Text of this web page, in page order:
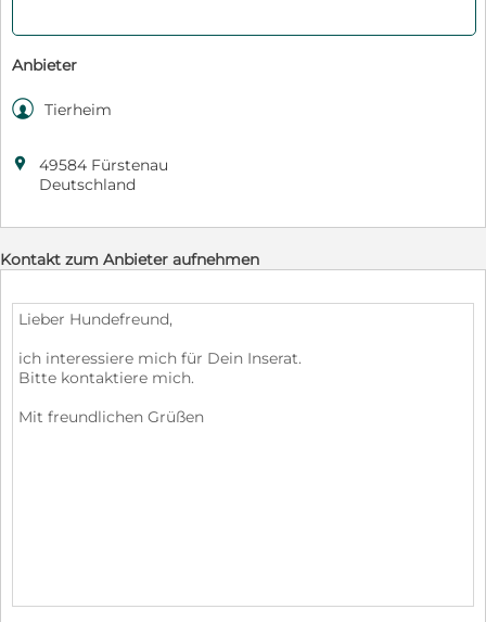
Anbieter
 Tierheim

49584 Fürstenau
Deutschland
Kontakt zum Anbieter aufnehmen